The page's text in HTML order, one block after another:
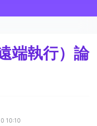
端執行）論
10:10